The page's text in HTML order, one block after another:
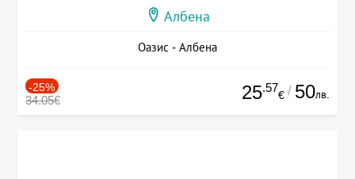
Албена
Оазис - Албена
-25%
34.05€ 25.57
€ / 50лв.